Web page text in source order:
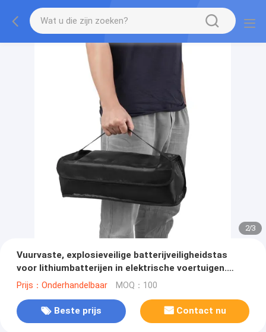
2/3
Vuurvaste, explosieveilige batterijveiligheidstas
voor lithiumbatterijen in elektrische voertuigen.
Opbergtasje dat bestand is tegen hoge
Prijs：Onderhandelbaar MOQ：100
Beste prijs Contact nu